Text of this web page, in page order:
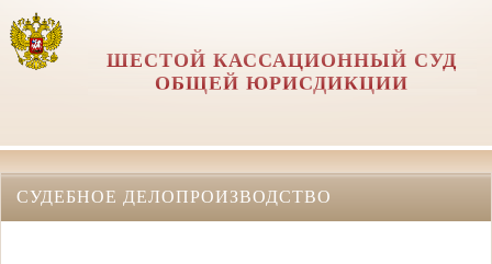
ШЕСТОЙ КАССАЦИОННЫЙ СУД
ОБЩЕЙ ЮРИСДИКЦИИ
СУДЕБНОЕ ДЕЛОПРОИЗВОДСТВО